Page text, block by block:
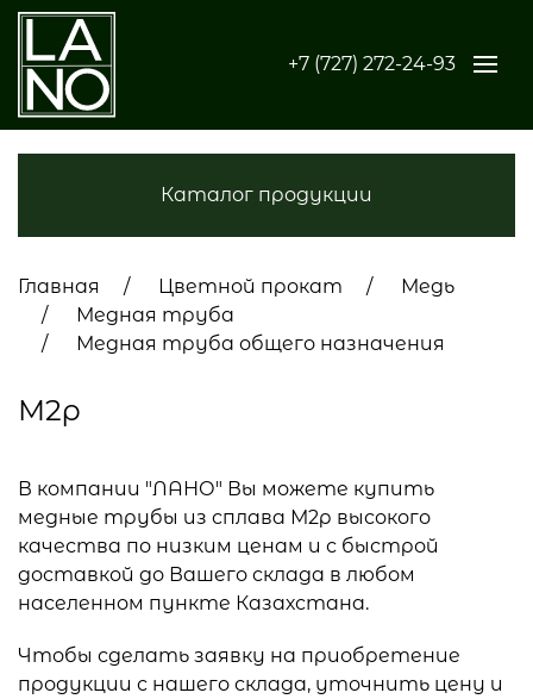
+7 (727) 272-24-93
Каталог продукции
Главная Цветной прокат
Медь
Медная труба
Медная труба общего назначения
М2р
В компании "ЛАНО" Вы можете купить
медные трубы из сплава М2р высокого
качества по низким ценам и с быстрой
доставкой до Вашего склада в любом
населенном пункте Казахстана.
Чтобы сделать заявку на приобретение
продукции с нашего склада, уточнить цену и